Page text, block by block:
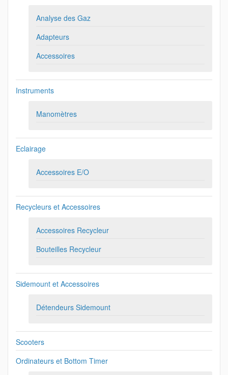
Analyse des Gaz
Adapteurs
Accessoires
Instruments
Manomètres
Eclairage
Accessoires E/O
Recycleurs et Accessoires
Accessoires Recycleur
Bouteilles Recycleur
Sidemount et Accessoires
Détendeurs Sidemount
Scooters
Ordinateurs et Bottom Timer